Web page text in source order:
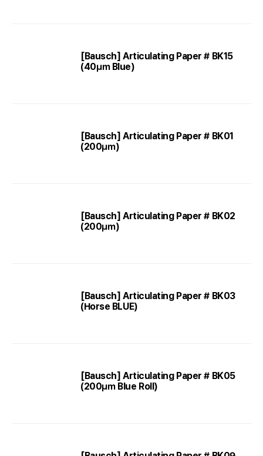
[Bausch] Articulating Paper # BK15
(40㎛ Blue)
[Bausch] Articulating Paper # BK01
(200㎛)
[Bausch] Articulating Paper # BK02
(200㎛)
[Bausch] Articulating Paper # BK03
(Horse BLUE)
[Bausch] Articulating Paper # BK05
(200㎛ Blue Roll)